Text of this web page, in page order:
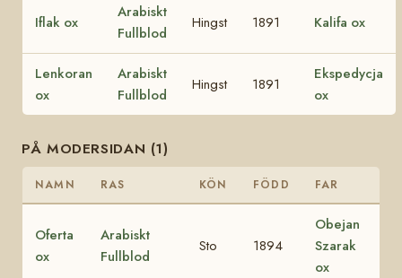
Iflak ox
Arabiskt
Fullblod
Hingst 1891 Kalifa ox
Lenkoran
ox
Arabiskt
Fullblod
Hingst 1891
Ekspedycja
ox
PÅ MODERSIDAN (1)
NAMN RAS KÖN FÖDD FAR
Oferta
ox
Arabiskt
Fullblod
Sto 1894
Obejan
Szarak
ox